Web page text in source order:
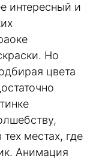
интересный и
Но
цвета
местах, где
Анимация